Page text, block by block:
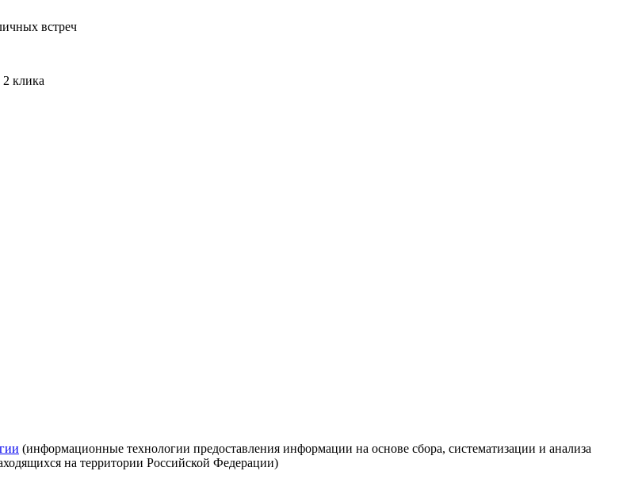
встреч
2 клика
(информационные технологии предоставления информации на основе сбора, систематизации и анализа
на территории Российской Федерации)